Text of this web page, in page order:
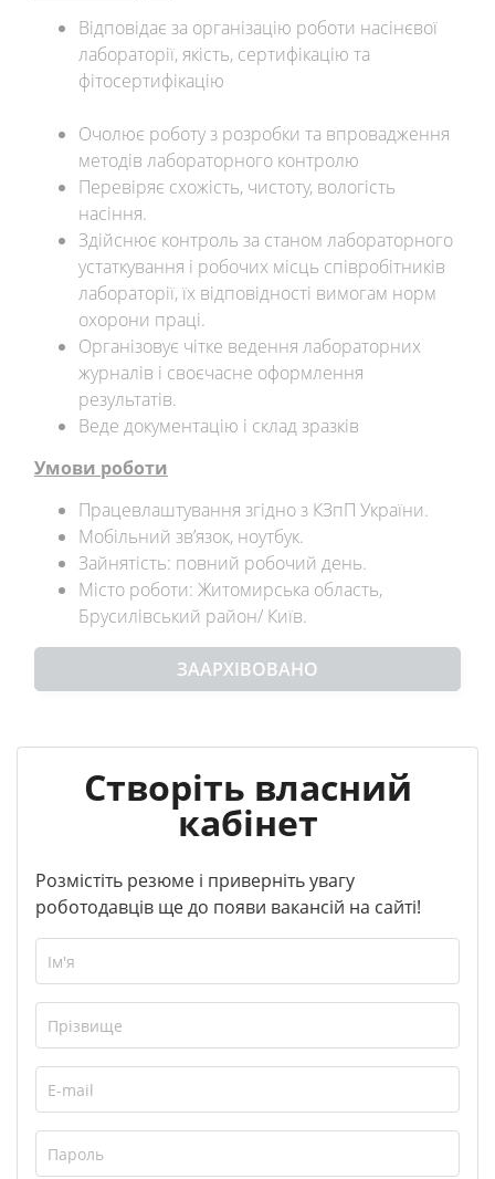
Відповідає за організацію роботи насінєвої
лабораторії, якість, сертифікацію та
фітосертифікацію
Очолює роботу з розробки та впровадження
методів лабораторного контролю
Перевіряє схожість, чистоту, вологість
насіння.
Здійснює контроль за станом лабораторного
устаткування і робочих місць співробітників
лабораторії, їх відповідності вимогам норм
охорони праці.
Організовує чітке ведення лабораторних
журналів і своєчасне оформлення
результатів.
Веде документацію і склад зразків
Умови роботи
Працевлаштування згідно з КЗпП України.
Мобільний зв’язок, ноутбук.
Зайнятість: повний робочий день.
Місто роботи: Житомирська область,
Брусилівський район/ Київ.
ЗААРХІВОВАНО
Створіть власний
кабінет
Розмістіть резюме і приверніть увагу
роботодавців ще до появи вакансій на сайті!